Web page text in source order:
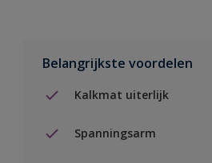
Belangrijkste voordelen
Kalkmat uiterlijk
Spanningsarm